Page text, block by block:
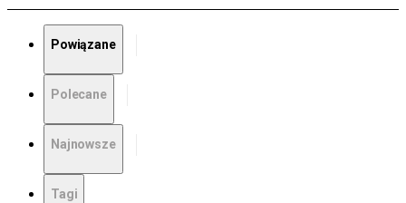
Powiązane
Polecane
Najnowsze
Tagi